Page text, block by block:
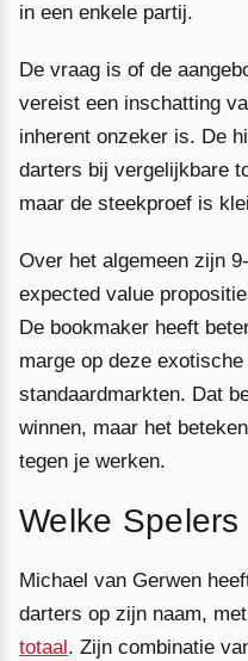
in een enkele partij.
De vraag is of de
vereist een inschatting
inherent onzeker is. De
darters bij vergelijkbare
maar de steekproef is
Over het algemeen zijn
expected value
De bookmaker heeft
marge op deze
standaardmarkten. Dat
winnen, maar het
tegen je werken.
Welke
Michael van Gerwen
darters op zijn naam, met
totaal . Zijn combinatie